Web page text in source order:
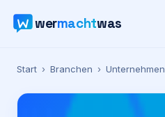
wermachtwas
Verzeichnis
Karte
Start › Branchen › Unternehmen